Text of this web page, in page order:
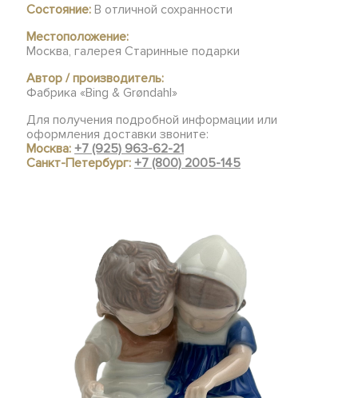
Состояние: В отличной сохранности
Местоположение:
Москва, галерея Старинные подарки
Автор / производитель:
Фабрика «Bing & Grøndahl»
Для получения подробной информации или
оформления доставки звоните:
Москва:+7 (925) 963-62-21
Санкт-Петербург:+7 (800) 2005-145